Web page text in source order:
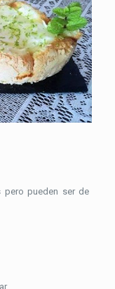
pero pueden ser de